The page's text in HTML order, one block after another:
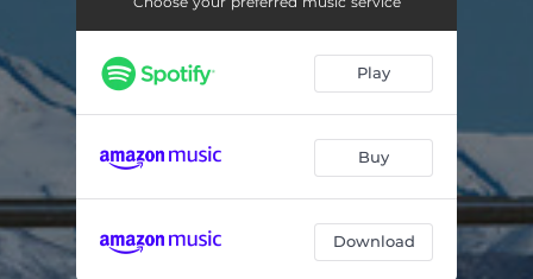
Landskap i måneskinn, Op. 97: III. Angelicas bønn I 02:53
Landskap i måneskinn, Op. 97: IV. Angelicas bønn II 04:24
03:16
De profundis for kammerensemble, Op. 20b 10:08
Play
Buy
Download